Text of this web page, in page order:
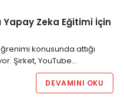
Yapay Zeka Eğitimi İçin
konusunda attığı
Şirket, YouTube…
DEVAMINI OKU